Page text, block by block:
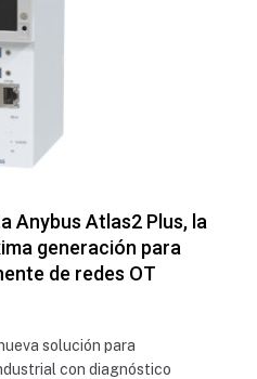
Anybus Atlas2 Plus, la
generación para
de redes OT
solución para
con diagnóstico